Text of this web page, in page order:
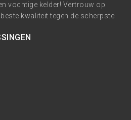
vochtige kelder! Vertrouw op
kwaliteit tegen de scherpste